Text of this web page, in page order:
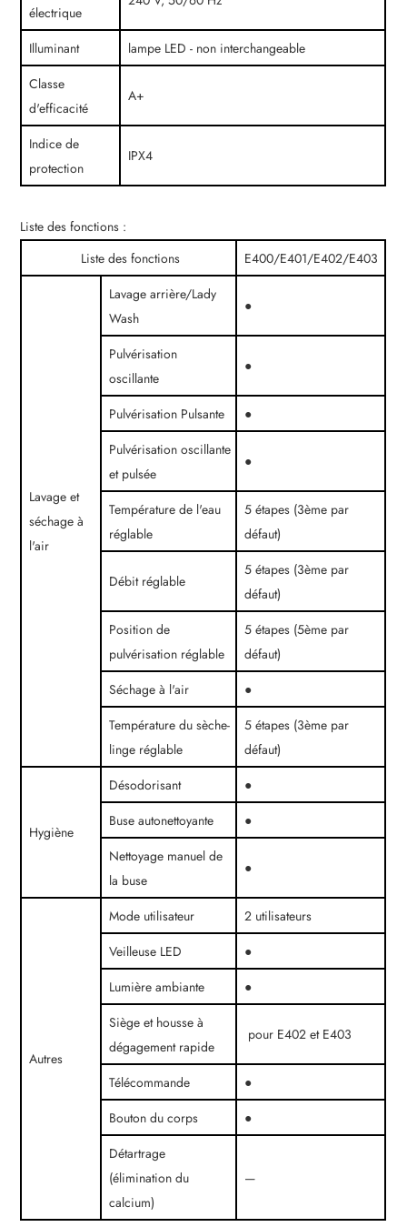
électrique
Illuminant
lampe LED - non interchangeable
Classe
d'efficacité
A+
Indice de
protection
IPX4
Liste des fonctions :
Liste des fonctions
E400/E401/E402/E403
Lavage et
séchage à
l'air
Lavage arrière/Lady
Wash
●
Pulvérisation
oscillante
●
Pulvérisation Pulsante
●
Pulvérisation oscillante
et pulsée
●
Température de l'eau
réglable
5 étapes (3ème par
défaut)
Débit réglable
5 étapes (3ème par
défaut)
Position de
pulvérisation réglable
5 étapes (5ème par
défaut)
Séchage à l'air
●
Température du sèche-
linge réglable
5 étapes (3ème par
défaut)
Hygiène
Désodorisant
●
Buse autonettoyante
●
Nettoyage manuel de
la buse
●
Autres
Mode utilisateur
2 utilisateurs
Veilleuse LED
●
Lumière ambiante
●
Siège et housse à
dégagement rapide
pour E402 et E403
Télécommande
●
Bouton du corps
●
Détartrage
(élimination du
calcium)
—